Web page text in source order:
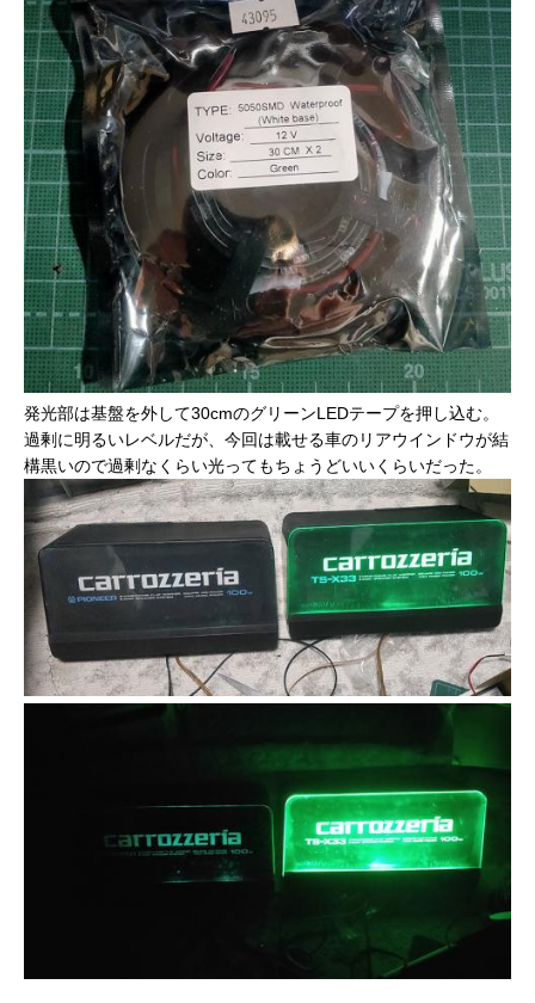
発光部は基盤を外して30cmのグリーンLEDテープを押し込む。
過剰に明るいレベルだが、今回は載せる車のリアウインドウが結
構黒いので過剰なくらい光ってもちょうどいいくらいだった。